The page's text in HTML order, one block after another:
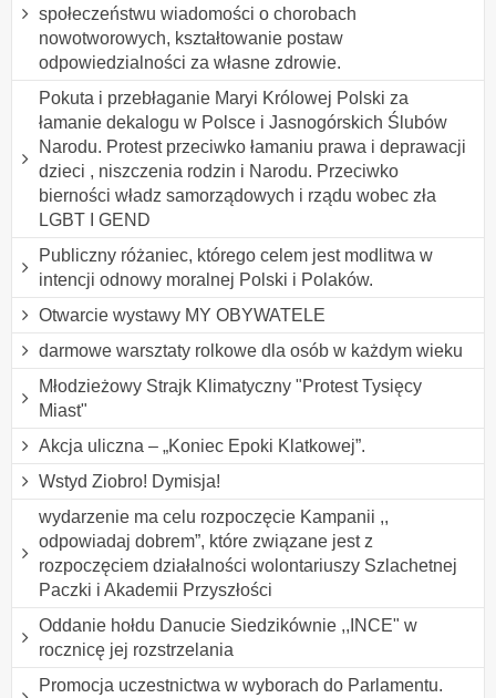
społeczeństwu wiadomości o chorobach
nowotworowych, kształtowanie postaw
odpowiedzialności za własne zdrowie.
Pokuta i przebłaganie Maryi Królowej Polski za
łamanie dekalogu w Polsce i Jasnogórskich Ślubów
Narodu. Protest przeciwko łamaniu prawa i deprawacji
dzieci , niszczenia rodzin i Narodu. Przeciwko
bierności władz samorządowych i rządu wobec zła
LGBT I GEND
Publiczny różaniec, którego celem jest modlitwa w
intencji odnowy moralnej Polski i Polaków.
Otwarcie wystawy MY OBYWATELE
darmowe warsztaty rolkowe dla osób w każdym wieku
Młodzieżowy Strajk Klimatyczny "Protest Tysięcy
Miast"
Akcja uliczna – „Koniec Epoki Klatkowej”.
Wstyd Ziobro! Dymisja!
wydarzenie ma celu rozpoczęcie Kampanii ,,
odpowiadaj dobrem”, które związane jest z
rozpoczęciem działalności wolontariuszy Szlachetnej
Paczki i Akademii Przyszłości
Oddanie hołdu Danucie Siedzikównie ,,INCE" w
rocznicę jej rozstrzelania
Promocja uczestnictwa w wyborach do Parlamentu.